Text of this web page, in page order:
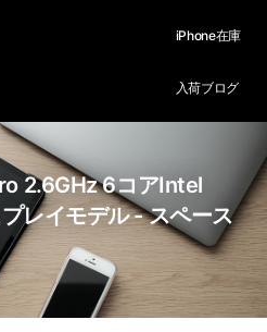
iPhone在庫
入荷ブログ
2.6GHz 6コアIntel
レイモデル - スペース